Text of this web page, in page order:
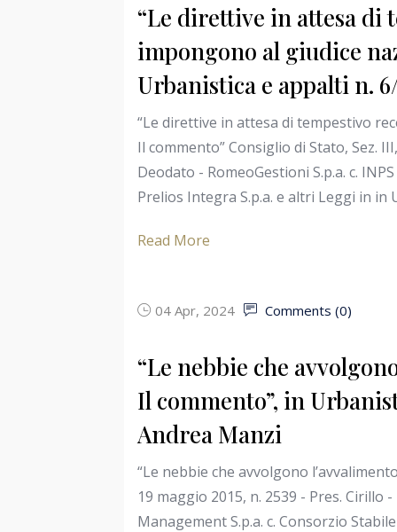
“Le direttive in attesa di
impongono al giudice
Urbanistica e appalti n.
“Le direttive in attesa di tempestivo
Il commento” Consiglio di Stato, Sez.
Deodato - RomeoGestioni S.p.a. c.
Prelios Integra S.p.a. e altri Leggi in in
Read More
04 Apr, 2024 Comments (0)
“Le nebbie che
Il commento”, in
Andrea Manzi
“Le nebbie che avvolgono
19 maggio 2015, n. 2539 - Pres. Cirillo -
Management S.p.a. c. Consorzio